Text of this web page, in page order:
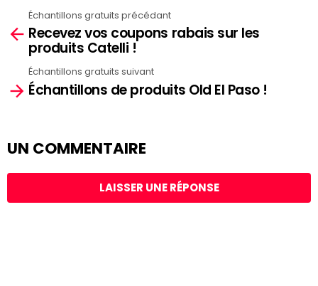
more
Échantillons gratuits précédant
Recevez vos coupons rabais sur les
produits Catelli !
Échantillons gratuits suivant
Échantillons de produits Old El Paso !
UN COMMENTAIRE
LAISSER UNE RÉPONSE